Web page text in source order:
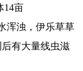
亩
浊，伊乐草草
有大量线虫滋